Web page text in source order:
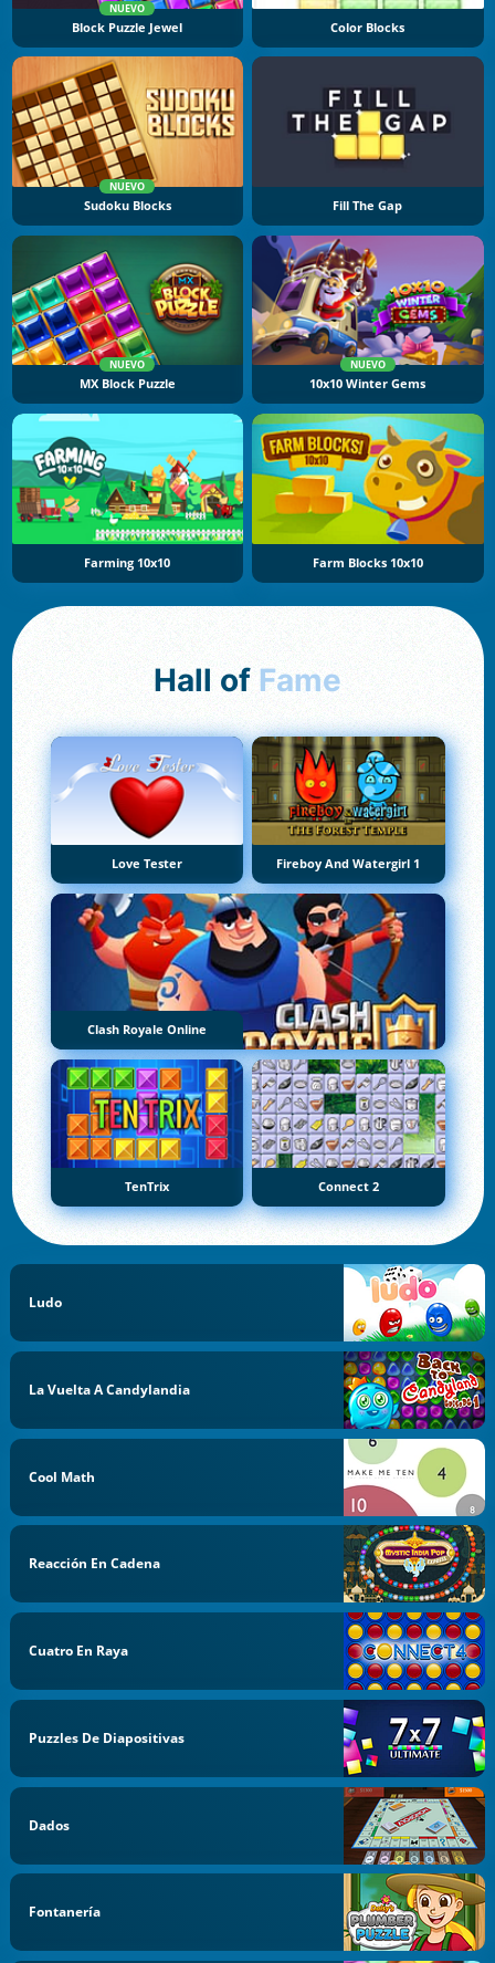
NUEVO
Block Puzzle Jewel Color Blocks
NUEVO
Sudoku Blocks Fill The Gap
NUEVO
MX Block Puzzle
NUEVO
10x10 Winter Gems
Farming 10x10 Farm Blocks 10x10
Hall of Fame
Love Tester Fireboy And Watergirl 1
Clash Royale Online
TenTrix Connect 2
Ludo
La Vuelta A Candylandia
Cool Math
Reacción En Cadena
Cuatro En Raya
Puzzles De Diapositivas
Dados
Fontanería